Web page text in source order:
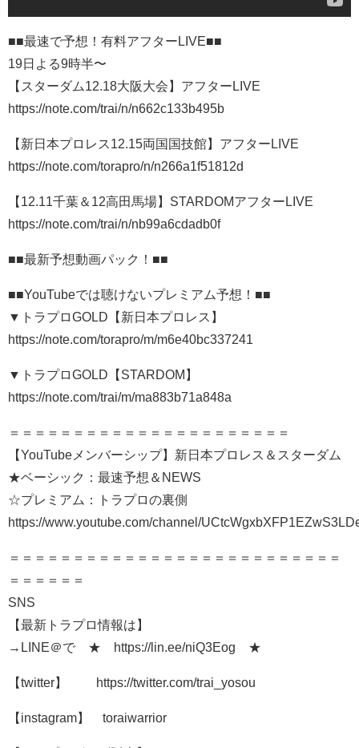
■■最速で予想！有料アフターLIVE■■
19日よる9時半〜
【スターダム12.18大阪大会】アフターLIVE
https://note.com/trai/n/n662c133b495b
【新日本プロレス12.15両国国技館】アフターLIVE
https://note.com/torapro/n/n266a1f51812d
【12.11千葉＆12高田馬場】STARDOMアフターLIVE
https://note.com/trai/n/nb99a6cdadb0f
■■最新予想動画パック！■■
■■YouTubeでは聴けないプレミアム予想！■■
▼トラプロGOLD【新日本プロレス】
https://note.com/torapro/m/m6e40bc337241
▼トラプロGOLD【STARDOM】
https://note.com/trai/m/ma883b71a848a
＝＝＝＝＝＝＝＝＝＝＝＝＝＝＝＝＝＝＝＝＝＝
【YouTubeメンバーシップ】新日本プロレス＆スターダム
★ベーシック：最速予想＆NEWS
☆プレミアム：トラプロの裏側
https://www.youtube.com/channel/
＝＝＝＝＝＝＝＝＝＝＝＝＝＝＝＝＝＝＝＝＝＝＝＝＝＝
＝＝＝＝＝＝
SNS
【最新トラプロ情報は】
→LINE＠で ★ https://lin.ee/niQ3Eog ★
【twitter】 https://twitter.com/trai_yosou
【instagram】 toraiwarrior